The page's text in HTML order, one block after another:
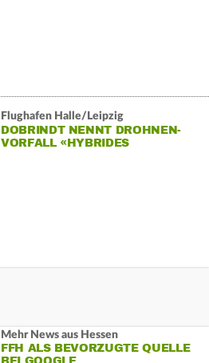
Flughafen Halle/Leipzig
DOBRINDT NENNT DROHNEN-
VORFALL «HYBRIDES
Mehr News aus Hessen
FFH ALS BEVORZUGTE QUELLE